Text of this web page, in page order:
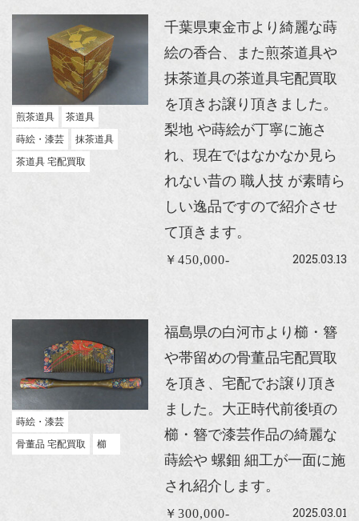
煎茶道具
茶道具
蒔絵・漆芸
抹茶道具
茶道具 宅配買取
千葉県東金市より綺麗な蒔
絵の香合、また煎茶道具や
抹茶道具の茶道具宅配買取
を頂きお譲り頂きました。
梨地 や蒔絵が丁寧に施さ
れ、現在ではなかなか見ら
れない昔の 職人技 が素晴ら
しい逸品ですので紹介させ
て頂きます。
￥450,000- 2025.03.13
蒔絵・漆芸
骨董品 宅配買取
櫛
福島県の白河市より櫛・簪
や帯留めの骨董品宅配買取
を頂き、宅配でお譲り頂き
ました。大正時代前後頃の
櫛・簪で漆芸作品の綺麗な
蒔絵や 螺鈿 細工が一面に施
され紹介します。
￥300,000- 2025.03.01